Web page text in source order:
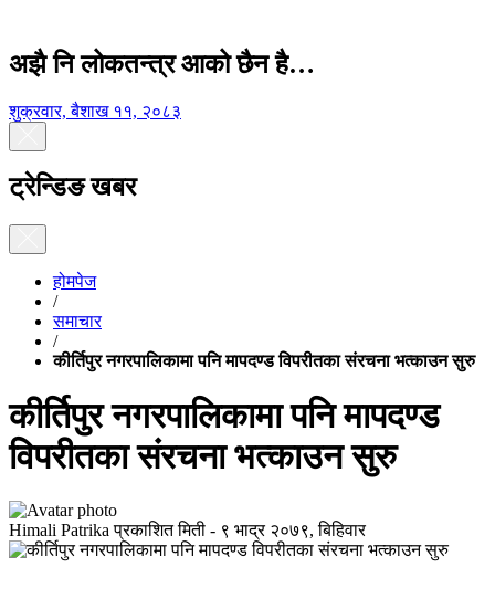
अझै नि लोकतन्त्र आको छैन है…
शुक्रवार, बैशाख ११, २०८३
ट्रेन्डिङ खबर
होमपेज
/
समाचार
/
कीर्तिपुर नगरपालिकामा पनि मापदण्ड विपरीतका संरचना भत्काउन सुरु
कीर्तिपुर नगरपालिकामा पनि मापदण्ड
विपरीतका संरचना भत्काउन सुरु
Himali Patrika प्रकाशित मिती - ९ भाद्र २०७९, बिहिवार